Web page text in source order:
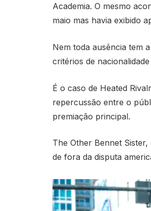
Academia. O mesmo
maio mas havia exibido
Nem toda ausência tem
critérios de
É o caso de Heated
repercussão entre o
premiação principal.
The Other Bennet
de fora da disputa